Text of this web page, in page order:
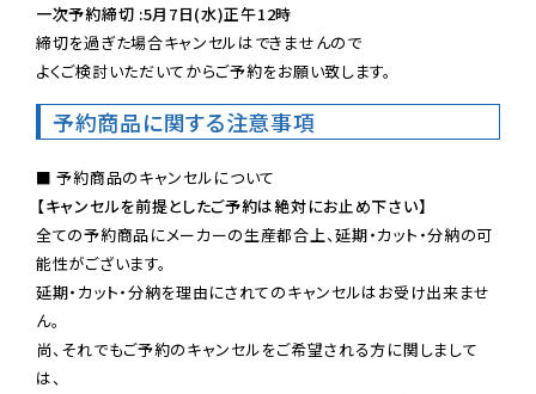
一次予約締切 :5月7日(水)正午12時
締切を過ぎた場合キャンセルはできませんので
よくご検討いただいてからご予約をお願い致します。
予約商品に関する注意事項
【キャンセルを前提としたご予約は絶対にお止め下さい】
全ての予約商品にメーカーの生産都合上、延期・カット・分納の可
能性がございます。
延期・カット・分納を理由にされてのキャンセルはお受け出来ませ
ん。
尚、それでもご予約のキャンセルをご希望される方に関しまして
は、